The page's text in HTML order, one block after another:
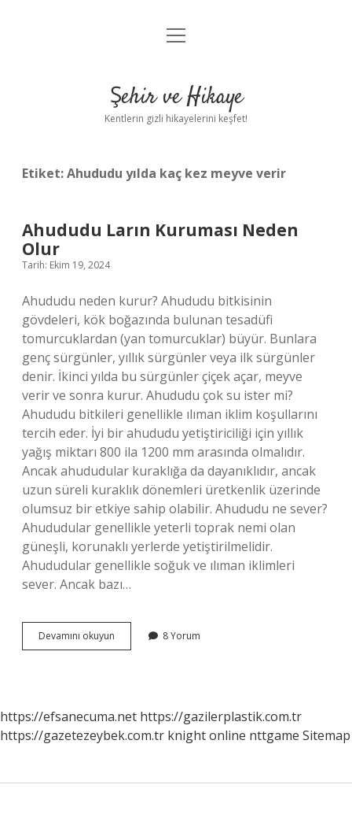
Anasayfa
Yasal Uyarı
menüyü
Şehir ve Hikaye
Kentlerin gizli hikayelerini keşfet!
Etiket:Ahududu yılda kaç kez meyve verir
Ahududu Ların Kuruması Neden
Olur
Tarih: Ekim 19, 2024
Ahududu neden kurur? Ahududu bitkisinin
gövdeleri, kök boğazında bulunan tesadüfi
tomurcuklardan (yan tomurcuklar) büyür. Bunlara
genç sürgünler, yıllık sürgünler veya ilk sürgünler
denir. İkinci yılda bu sürgünler çiçek açar, meyve
verir ve sonra kurur. Ahududu çok su ister mi?
Ahududu bitkileri genellikle ılıman iklim koşullarını
tercih eder. İyi bir ahududu yetiştiriciliği için yıllık
yağış miktarı 800 ila 1200 mm arasında olmalıdır.
Ancak ahududular kuraklığa da dayanıklıdır, ancak
uzun süreli kuraklık dönemleri üretkenlik üzerinde
olumsuz bir etkiye sahip olabilir. Ahududu ne sever?
Ahududular genellikle yeterli toprak nemi olan
güneşli, korunaklı yerlerde yetiştirilmelidir.
Ahududular genellikle soğuk ve ılıman iklimleri
sever. Ancak bazı…
Devamını okuyun Ahududu
Ların
8 Yorum
https://efsanecuma.net https://gazilerplastik.com.tr
https://gazetezeybek.com.tr knight online nttgame Sitemap